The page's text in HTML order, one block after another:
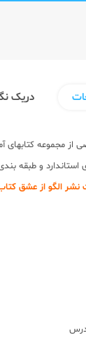
دریک
از مجموعه
استاندارد و طبقه